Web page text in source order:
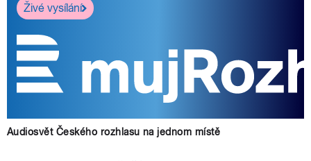
Živé vysílání
Audiosvět Českého rozhlasu na jednom místě